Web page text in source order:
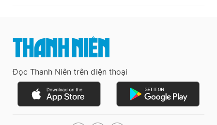
Đọc Thanh Niên trên điện thoại